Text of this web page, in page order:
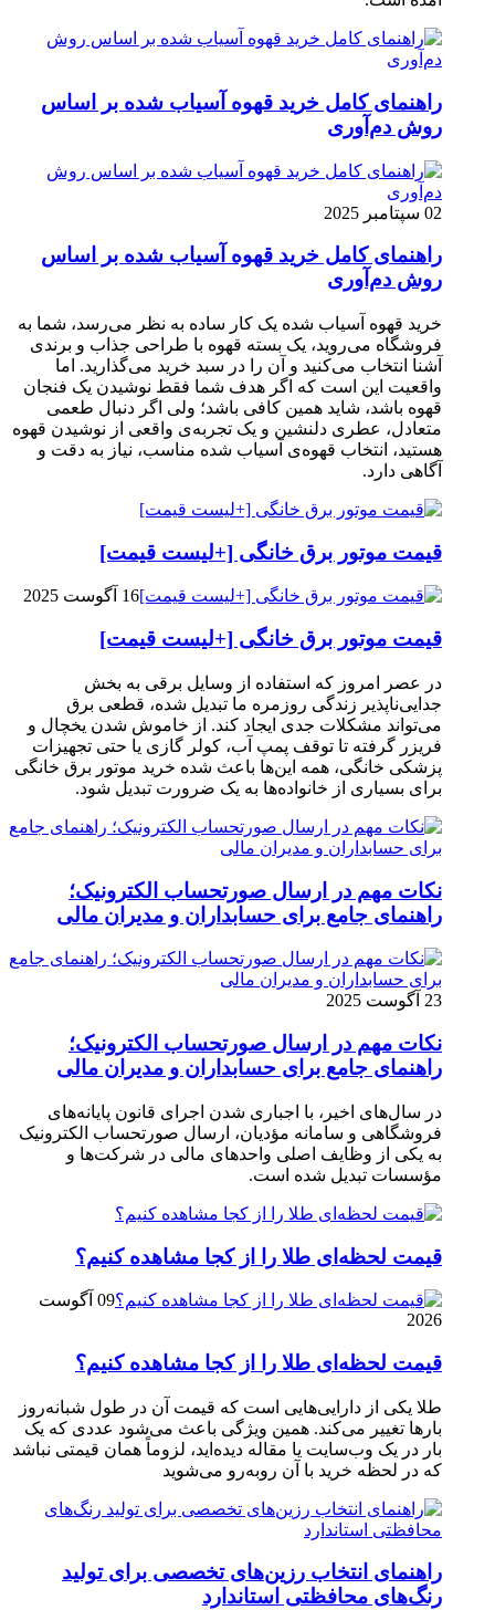
راهنمای کامل خرید قهوه آسیاب شده بر اساس
روش دم‌آوری
02 سپتامبر 2025
راهنمای کامل خرید قهوه آسیاب شده بر اساس
روش دم‌آوری
خرید قهوه آسیاب شده یک کار ساده به نظر می‌رسد، شما به
فروشگاه می‌روید، یک بسته قهوه با طراحی جذاب و برندی
آشنا انتخاب می‌کنید و آن را در سبد خرید می‌گذارید. اما
واقعیت این است که اگر هدف شما فقط نوشیدن یک فنجان
قهوه باشد، شاید همین کافی باشد؛ ولی اگر دنبال طعمی
متعادل، عطری دلنشین و یک تجربه‌ی واقعی از نوشیدن قهوه
هستید، انتخاب قهوه‌ی آسیاب شده مناسب، نیاز به دقت و
آگاهی دارد.
قیمت موتور برق خانگی [+لیست قیمت]
16 آگوست 2025
قیمت موتور برق خانگی [+لیست قیمت]
در عصر امروز که استفاده از وسایل برقی به بخش
جدایی‌ناپذیر زندگی روزمره ما تبدیل شده، قطعی برق
می‌تواند مشکلات جدی ایجاد کند. از خاموش شدن یخچال و
فریزر گرفته تا توقف پمپ آب، کولر گازی یا حتی تجهیزات
پزشکی خانگی، همه این‌ها باعث شده خرید موتور برق خانگی
برای بسیاری از خانواده‌ها به یک ضرورت تبدیل شود.
نکات مهم در ارسال صورتحساب الکترونیک؛
راهنمای جامع برای حسابداران و مدیران مالی
23 آگوست 2025
نکات مهم در ارسال صورتحساب الکترونیک؛
راهنمای جامع برای حسابداران و مدیران مالی
در سال‌های اخیر، با اجباری شدن اجرای قانون پایانه‌های
فروشگاهی و سامانه مؤدیان، ارسال صورتحساب الکترونیک
به یکی از وظایف اصلی واحدهای مالی در شرکت‌ها و
مؤسسات تبدیل شده است.
قیمت لحظه‌ای طلا را از کجا مشاهده کنیم؟
09 آگوست
2026
قیمت لحظه‌ای طلا را از کجا مشاهده کنیم؟
طلا یکی از دارایی‌هایی است که قیمت آن در طول شبانه‌روز
بارها تغییر می‌کند. همین ویژگی باعث می‌شود عددی که یک
بار در یک وب‌سایت یا مقاله دیده‌اید، لزوماً همان قیمتی نباشد
که در لحظه خرید با آن روبه‌رو می‌شوید
راهنمای انتخاب رزین‌های تخصصی برای تولید
رنگ‌های محافظتی استاندارد